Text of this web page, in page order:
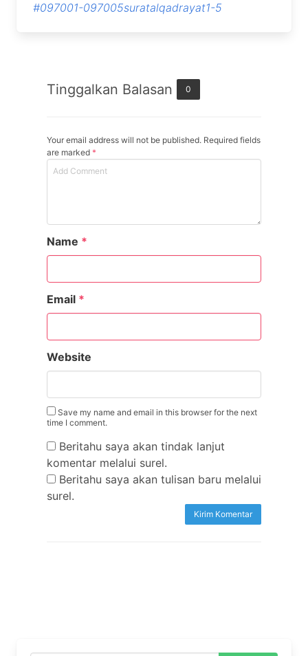
#097001-097005suratalqadrayat1-5
Tinggalkan Balasan 0
Your email address will not be published. Required fields
are marked *
Name *
Email *
Website
Save my name and email in this browser for the next
time I comment.
Beritahu saya akan tindak lanjut
komentar melalui surel.
Beritahu saya akan tulisan baru melalui
surel.